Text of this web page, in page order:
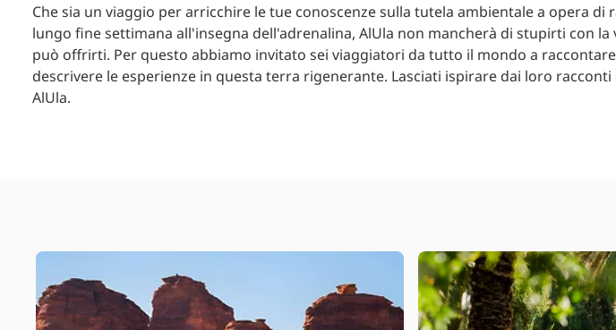
Che sia un viaggio per arricchire le tue conoscenze sulla tutela ambientale a opera di
lungo fine settimana all'insegna dell'adrenalina, AlUla non mancherà di stupirti con la
può offrirti. Per questo abbiamo invitato sei viaggiatori da tutto il mondo a
descrivere le esperienze in questa terra rigenerante. Lasciati ispirare dai loro
AlUla.